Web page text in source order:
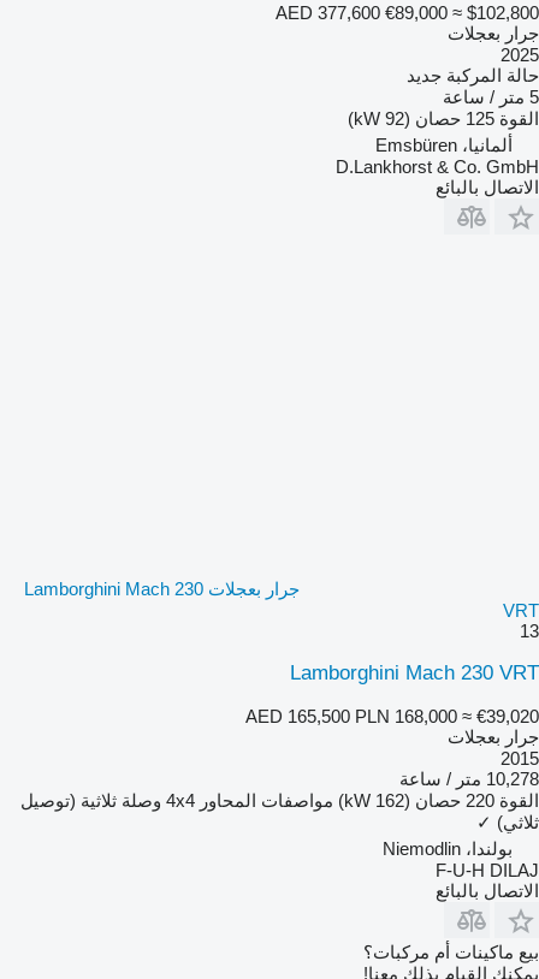
AED 377,600 €89,000 ≈ $102,800
جرار بعجلات
2025
حالة المركبة جديد
5 متر / ساعة
القوة 125 حصان (92 kW)
ألمانيا، Emsbüren
D.Lankhorst & Co. GmbH
الاتصال بالبائع
جرار بعجلات Lamborghini Mach 230
VRT
13
Lamborghini Mach 230 VRT
AED 165,500 PLN 168,000 ≈ €39,020
جرار بعجلات
2015
10,278 متر / ساعة
القوة 220 حصان (162 kW) مواصفات المحاور 4x4 وصلة ثلاثية (توصيل
ثلاثي) ✓
بولندا، Niemodlin
F-U-H DILAJ
الاتصال بالبائع
بيع ماكينات أم مركبات؟
يمكنك القيام بذلك معنا!